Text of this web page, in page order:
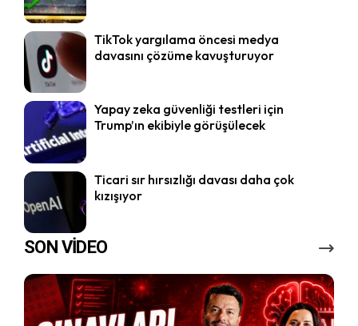
TikTok yargılama öncesi medya
davasını çözüme kavuşturuyor
Yapay zeka güvenliği testleri için
Trump’ın ekibiyle görüşülecek
Ticari sır hırsızlığı davası daha çok
kızışıyor
SON VİDEO